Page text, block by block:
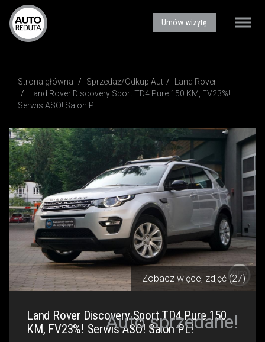
Toggle
Umów wizytę
AUTOREDUTA - Salon samochodów luksusowych
Strona główna Sprzedaż/Odkup Aut
Land Rover
Land Rover Discovery Sport TD4 Pure 150 KM, FV23%!
Serwis ASO! Salon PL!
Zobacz więcej zdjęć (27)
Land Rover Discovery Sport TD4 Pure 150
KM, FV23%! Serwis ASO! Salon PL!
Auto sprzedane!